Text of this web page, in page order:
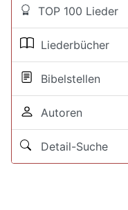
TOP 100 Lieder
Liederbücher
Bibelstellen
Autoren
Detail-Suche